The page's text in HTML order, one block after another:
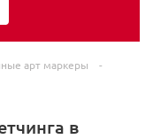
арт маркеры
-
в